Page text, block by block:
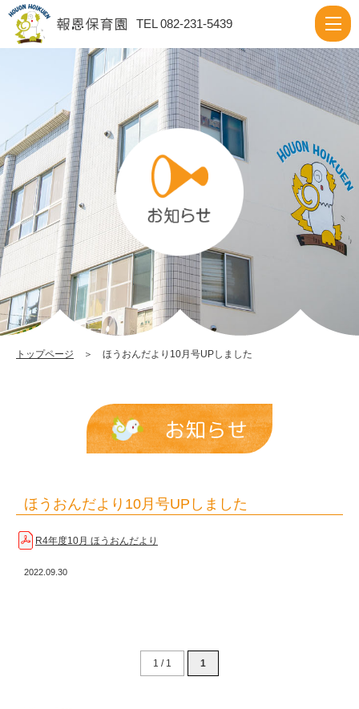
ほ
う
お
ん
だ
り
10
月
号
UP
し
ま
し
|
報
恩
育
TEL 082-231-5439
トップページ ＞ ほうおんだより10月号UPしました
お知らせ
ほうおんだより10月号UPしました
R4年度10月 ほうおんだより
2022.09.30
1 / 1 1